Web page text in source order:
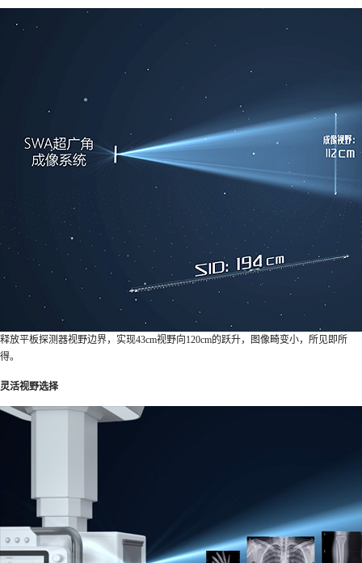
释放平板探测器视野边界，实现43cm视野向120cm的跃升，图像畸变小，所见即所
得。
灵活视野选择